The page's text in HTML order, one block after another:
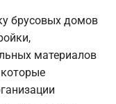
брусовых домов
материалов